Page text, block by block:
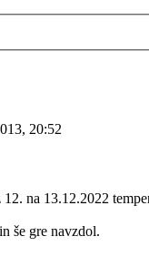
20:52
na 13.12.2022
še gre navzdol.